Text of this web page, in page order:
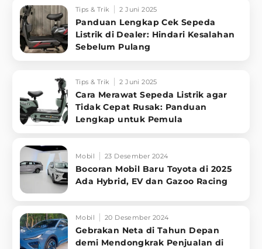
Tips & Trik 2 Juni 2025
Panduan Lengkap Cek Sepeda
Listrik di Dealer: Hindari Kesalahan
Sebelum Pulang
Tips & Trik 2 Juni 2025
Cara Merawat Sepeda Listrik agar
Tidak Cepat Rusak: Panduan
Lengkap untuk Pemula
Mobil 23 Desember 2024
Bocoran Mobil Baru Toyota di 2025
Ada Hybrid, EV dan Gazoo Racing
Mobil 20 Desember 2024
Gebrakan Neta di Tahun Depan
demi Mendongkrak Penjualan di